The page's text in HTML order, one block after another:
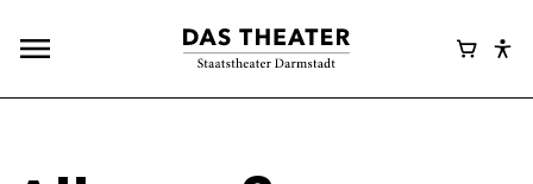
Hauptnavigation
Webshop